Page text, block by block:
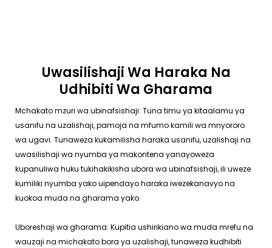
Uwasilishaji Wa Haraka Na
Udhibiti Wa Gharama
Mchakato mzuri wa ubinafsishaji: Tuna timu ya kitaalamu ya
usanifu na uzalishaji, pamoja na mfumo kamili wa mnyororo
wa ugavi. Tunaweza kukamilisha haraka usanifu, uzalishaji na
uwasilishaji wa nyumba ya makontena yanayoweza
kupanuliwa huku tukihakikisha ubora wa ubinafsishaji, ili uweze
kumiliki nyumba yako uipendayo haraka iwezekanavyo na
kuokoa muda na gharama yako.
Uboreshaji wa gharama: Kupitia ushirikiano wa muda mrefu na
wauzaji na michakato bora ya uzalishaji, tunaweza kudhibiti